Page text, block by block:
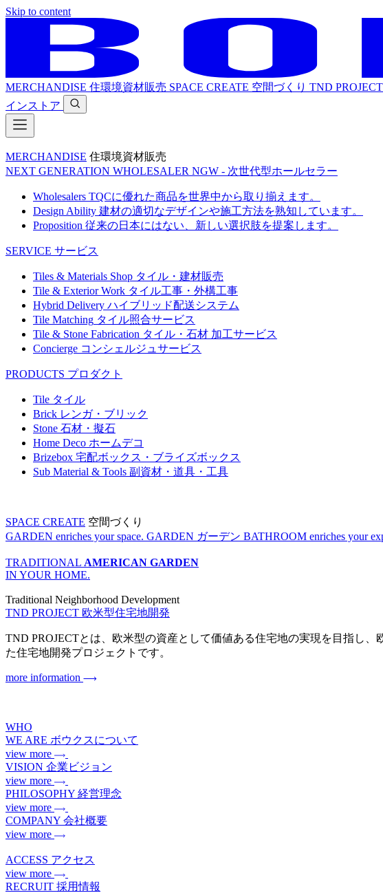
Skip to content
MERCHANDISE 住環境資材販売 SPACE CREATE 空間づくり TND PROJECT
インストア
MERCHANDISE 住環境資材販売
NEXT GENERATION WHOLESALER NGW - 次世代型ホールセラー
Wholesalers TQCに優れた商品を世界中から取り揃えます。
Design Ability 建材の適切なデザインや施工方法を熟知しています。
Proposition 従来の日本にはない、新しい選択肢を提案します。
SERVICE サービス
Tiles & Materials Shop タイル・建材販売
Tile & Exterior Work タイル工事・外構工事
Hybrid Delivery ハイブリッド配送システム
Tile Matching タイル照合サービス
Tile & Stone Fabrication タイル・石材 加工サービス
Concierge コンシェルジュサービス
PRODUCTS プロダクト
Tile タイル
Brick レンガ・ブリック
Stone 石材・擬石
Home Deco ホームデコ
Brizebox 宅配ボックス・ブライズボックス
Sub Material & Tools 副資材・道具・工具
SPACE CREATE 空間づくり
GARDEN enriches your space. GARDEN ガーデン BATHROOM enriches your
TRADITIONAL AMERICAN GARDEN
IN YOUR HOME.
Traditional Neighborhood Development
TND PROJECT 欧米型住宅地開発
TND PROJECTとは、欧米型の資産として価値ある住宅地の実現を目指し、
た住宅地開発プロジェクトです。
more information
WHO
WE ARE ボウクスについて
view more
VISION 企業ビジョン
view more
PHILOSOPHY 経営理念
view more
COMPANY 会社概要
view more
ACCESS アクセス
view more
RECRUIT 採用情報